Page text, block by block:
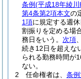
条例(平成18年綾
第4条第2項本文の
1項に規定する週
割振りを定める場
務日をいう。 次項
続き12日を超えな
られる勤務時間が
ない。
2
任命権者は、 条